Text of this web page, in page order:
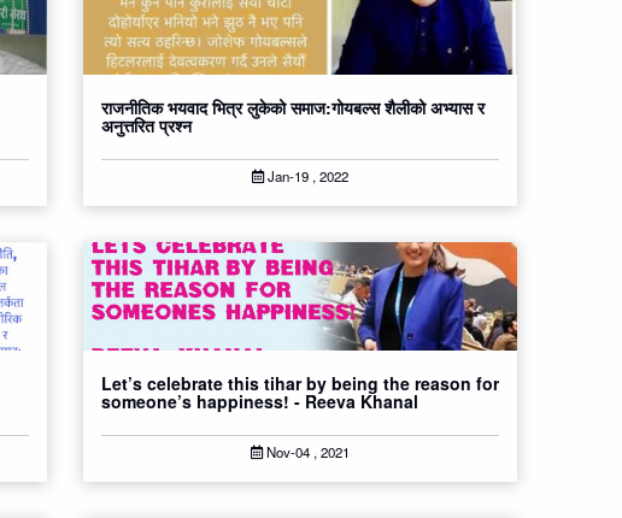
राजनीतिक भयवाद भित्र लुकेको समाज:गोयबल्स शैलीको अभ्यास र
अनुत्तरित प्रश्न
Jan-19 , 2022
Let’s celebrate this tihar by being the reason for
someone’s happiness! - Reeva Khanal
Nov-04 , 2021